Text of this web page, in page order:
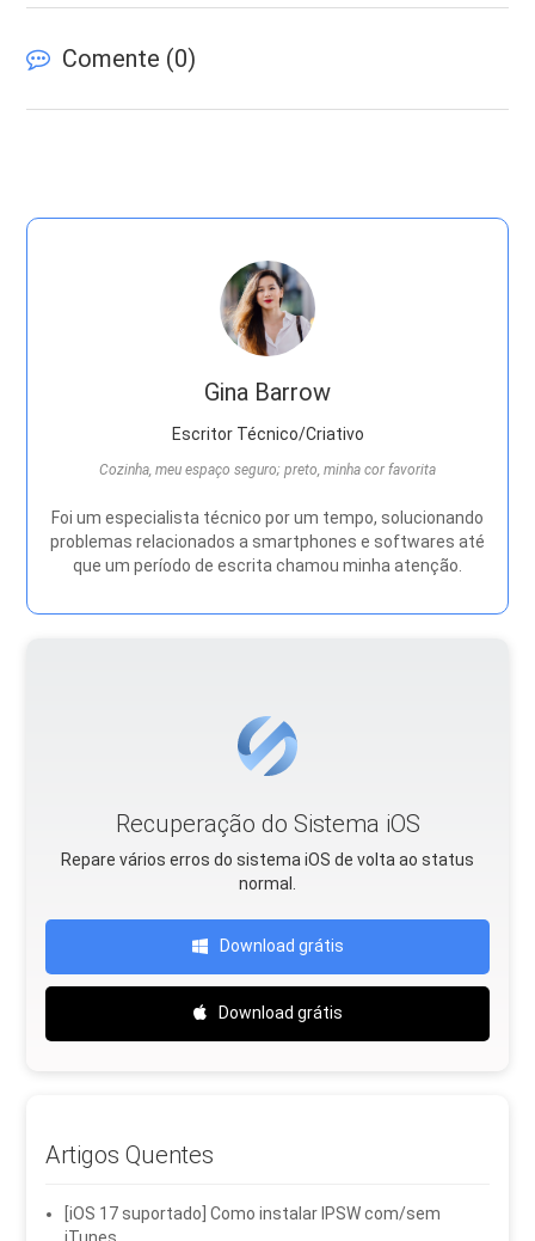
Comente (0)
Gina Barrow
Escritor Técnico/Criativo
Cozinha, meu espaço seguro; preto, minha cor favorita
Foi um especialista técnico por um tempo, solucionando
problemas relacionados a smartphones e softwares até
que um período de escrita chamou minha atenção.
Recuperação do Sistema iOS
Repare vários erros do sistema iOS de volta ao status
normal.
Download grátis
Download grátis
Artigos Quentes
[iOS 17 suportado] Como instalar IPSW com/sem